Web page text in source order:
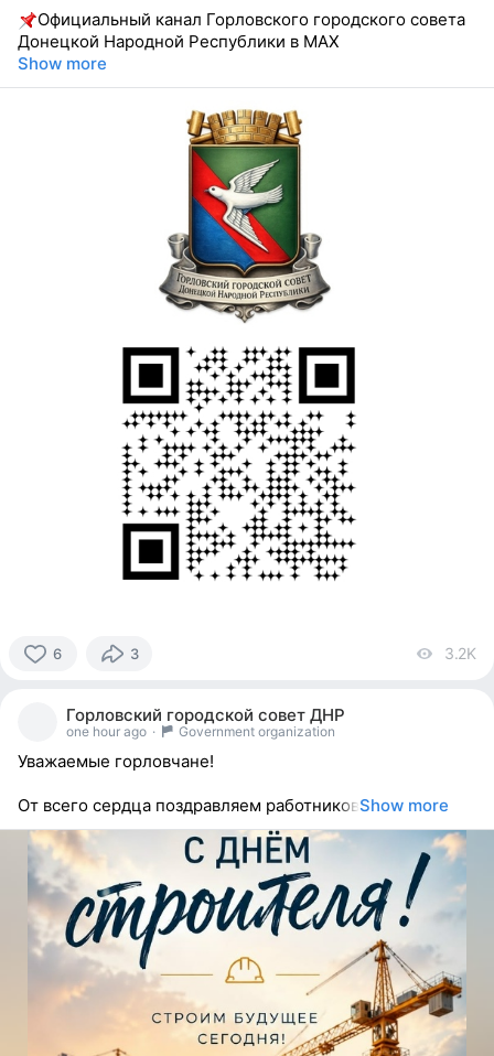
Официальный канал Горловского городского совета
Донецкой Народной Республики в MAX
Show more
6 3 3.2K
Горловский городской совет ДНР
one hour ago · Government organization
Уважаемые горловчане!
От всего сердца поздравляем работниковShow more